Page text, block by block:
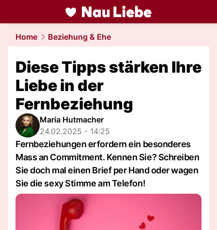
liebe.NAU.ch
Home Beziehung & Ehe
Diese Tipps stärken Ihre
Liebe in der
Fernbeziehung
Maria Hutmacher
24.02.2025 - 14:25
Fernbeziehungen erfordern ein besonderes
Mass an Commitment. Kennen Sie? Schreiben
Sie doch mal einen Brief per Hand oder wagen
Sie die sexy Stimme am Telefon!